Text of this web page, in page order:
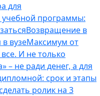
для
программы:
Возвращение в
вузеМаксимум от
И не только
– не ради денег, а для
срок и этапы
ролик на 3